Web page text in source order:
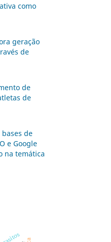
como
geração
de
de
de
de
e Google
na temática